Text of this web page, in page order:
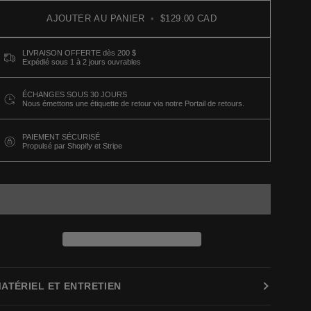
AJOUTER AU PANIER • $129.00 CAD
LIVRAISON OFFERTE dès 200 $
Expédié sous 1 à 2 jours ouvrables
ÉCHANGES SOUS 30 JOURS
Nous émettons une étiquette de retour via notre Portail de retours.
PAIEMENT SÉCURISÉ
Propulsé par Shopify et Stripe
ET ENTRETIEN